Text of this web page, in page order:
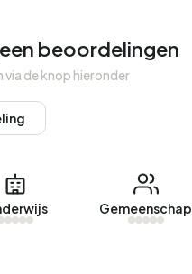
Zuid 3.320
beoordelingen
de knop hieronder
Gemeenschap